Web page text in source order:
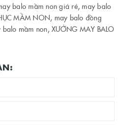
balo mầm non giá rẻ,may balo
MẦM NON, may balo đồng
balo mầm non, XƯỞNG MAY BALO